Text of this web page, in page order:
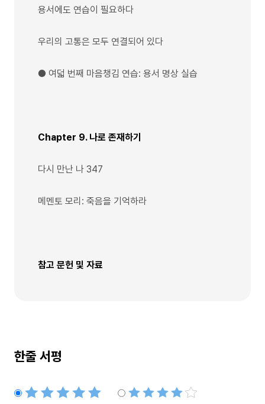
용서에도 연습이 필요하다
우리의 고통은 모두 연결되어 있다
● 여덟 번째 마음챙김 연습: 용서 명상 실습
Chapter 9. 나로 존재하기
다시 만난 나 347
메멘토 모리: 죽음을 기억하라
참고 문헌 및 자료
한줄 서평
별점5개 별점4개